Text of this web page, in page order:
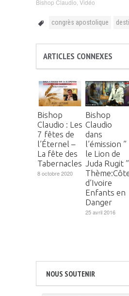
Bishop Claudio Vidéo
congrès apostolique
ARTICLES CONNEXES
Bishop
Claudio : Les
7 fêtes de
l’Éternel –
La fête des
Tabernacles
8 octobre 2020
Bishop
Claudio
dans
l’émission ”
le Lion de
Juda Rugit ”
d’Ivoire
Enfants en
Danger
25 avril 2016
NOUS SOUTENIR